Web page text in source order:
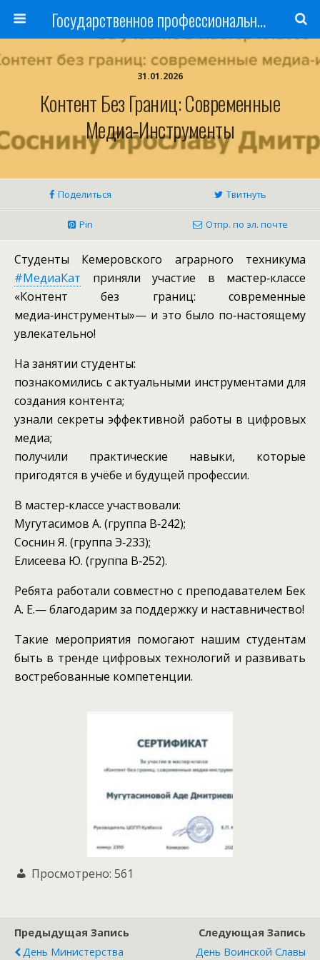
Государственное профессиональное образовательное учреждение
31.01.2026
Контент Без Границ: Современные
Медиа‑инструменты
Поделиться Твитнуть
Pin Отпр. по эл. почте
Студенты Кемеровского аграрного техникума
#МедиаКат
приняли участие в мастер‑классе
«Контент без границ: современные
медиа‑инструменты»— и это было по‑настоящему
увлекательно!
На занятии студенты:
познакомились с актуальными инструментами для
создания контента;
узнали секреты эффективной работы в цифровых
медиа;
получили практические навыки, которые
пригодятся в учёбе и будущей профессии.
В мастер‑классе участвовали:
Мугутасимов А. (группа В‑242);
Соснин Я. (группа Э‑233);
Елисеева Ю. (группа В‑252).
Ребята работали совместно с преподавателем Бек
А. Е.— благодарим за поддержку и наставничество!
Такие мероприятия помогают нашим студентам
быть в тренде цифровых технологий и развивать
востребованные компетенции.
Просмотрено: 561
Предыдущая Запись
День Министерства
Следующая Запись
День Воинской Славы